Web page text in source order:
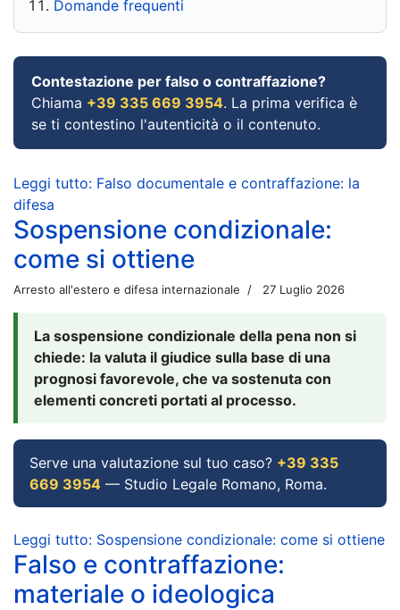
Domande frequenti
Contestazione per falso o contraffazione?
Chiama +39 335 669 3954. La prima verifica è
se ti contestino l'autenticità o il contenuto.
Leggi tutto: Falso documentale e contraffazione: la
difesa
Sospensione condizionale:
come si ottiene
Arresto all'estero e difesa internazionale 27 Luglio 2026
La sospensione condizionale della pena non si
chiede: la valuta il giudice sulla base di una
prognosi favorevole, che va sostenuta con
elementi concreti portati al processo.
Serve una valutazione sul tuo caso? +39 335
669 3954 — Studio Legale Romano, Roma.
Leggi tutto: Sospensione condizionale: come si ottiene
Falso e contraffazione:
materiale o ideologica